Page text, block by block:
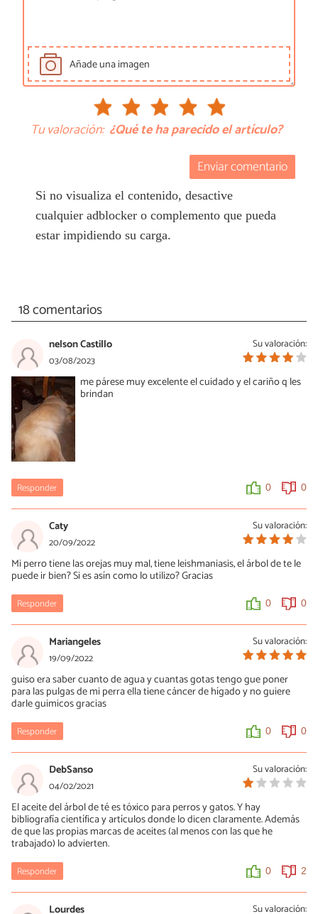
Añade una imagen
Tu valoración: ¿Qué te ha parecido el artículo?
Enviar comentario
Si no visualiza el contenido, desactive
cualquier adblocker o complemento que pueda
estar impidiendo su carga.
18 comentarios
Su valoración:
nelson Castillo
03/08/2023
me párese muy excelente el cuidado y el cariño q les
brindan
Responder 0 0
Su valoración:
Caty
20/09/2022
Mi perro tiene las orejas muy mal, tiene leishmaniasis, el árbol de te le
puede ir bien? Si es asín como lo utilizo? Gracias
Responder 0 0
Su valoración:
Mariangeles
19/09/2022
guiso era saber cuanto de agua y cuantas gotas tengo gue poner
para las pulgas de mi perra ella tiene cáncer de hígado y no guiere
darle guimicos gracias
Responder 0 0
Su valoración:
DebSanso
04/02/2021
El aceite del árbol de té es tóxico para perros y gatos. Y hay
bibliografía científica y artículos donde lo dicen claramente. Además
de que las propias marcas de aceites (al menos con las que he
trabajado) lo advierten.
Responder 0 2
Su valoración:
Lourdes